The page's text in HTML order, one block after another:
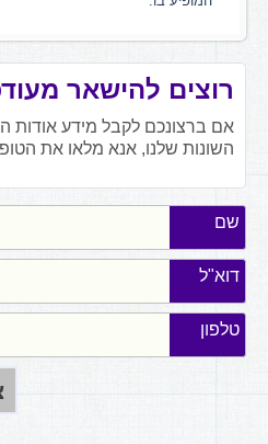
רוצים להישאר
אם ברצונכם לקבל מידע אודות
השונות שלנו, אנא מלאו את
שם
דוא"ל
טלפון